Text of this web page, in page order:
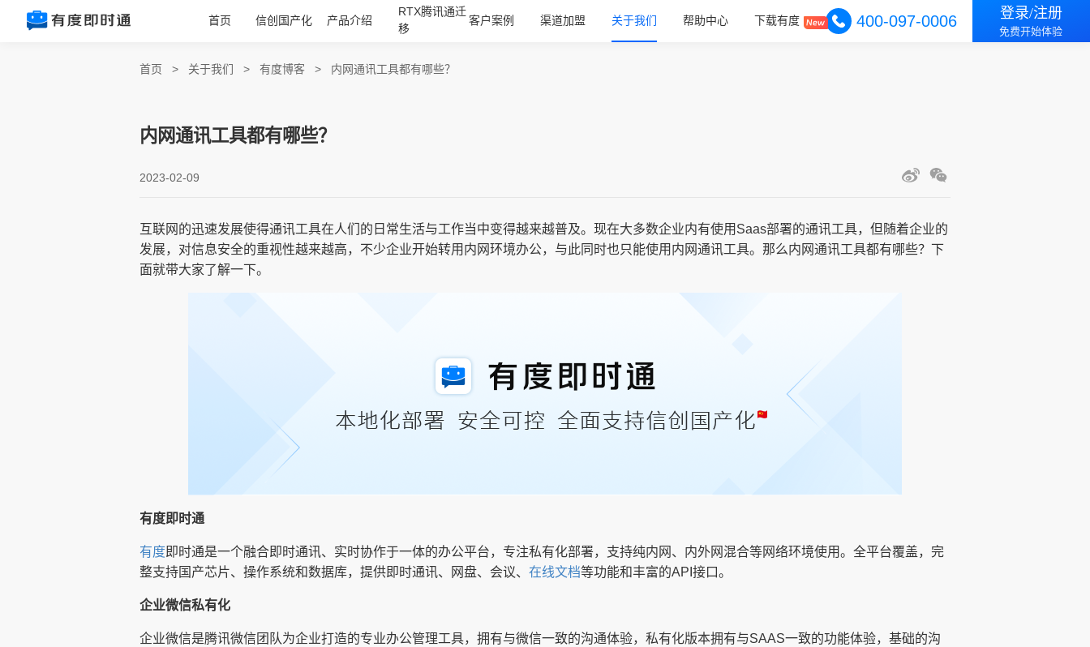
首页 信创国产化 产品介绍
RTX腾讯通迁
移
客户案例 渠道加盟 关于我们 帮助中心 下载有度 400-097-0006 登录/注册
免费开始体验
首页 > 关于我们 > 有度博客 > 内网通讯工具都有哪些？
内网通讯工具都有哪些？
2023-02-09
互联网的迅速发展使得通讯工具在人们的日常生活与工作当中变得越来越普及。现在大多数企业内有使用Saas部署的通讯工具，但随着企业的
发展，对信息安全的重视性越来越高，不少企业开始转用内网环境办公，与此同时也只能使用内网通讯工具。那么内网通讯工具都有哪些？下
面就带大家了解一下。
有度即时通
有度即时通是一个融合即时通讯、实时协作于一体的办公平台，专注私有化部署，支持纯内网、内外网混合等网络环境使用。全平台覆盖，完
整支持国产芯片、操作系统和数据库，提供即时通讯、网盘、会议、 在线文档等功能和丰富的API接口。
企业微信私有化
企业微信是腾讯微信团队为企业打造的专业办公管理工具，拥有与微信一致的沟通体验，私有化版本拥有与SAAS一致的功能体验，基础的沟